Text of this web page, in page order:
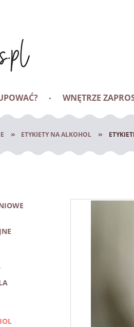
WNĘTRZE
» ETYKIETY NA ALKOHOL »